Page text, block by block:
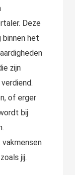
Deze
het
zijn
of erger
bij
jij.